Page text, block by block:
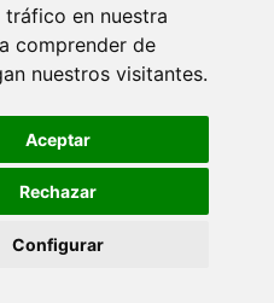
tráfico en nuestra
comprender de
nuestros visitantes.
Aceptar
Rechazar
Configurar
0210
S.C.